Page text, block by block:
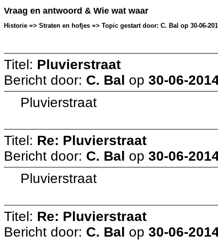
Vraag en antwoord & Wie wat waar
Historie => Straten en hofjes => Topic gestart door: C. Bal op 30-06-
Titel: Pluvierstraat
Bericht door: C. Bal op 30-06-
Pluvierstraat
Titel: Re: Pluvierstraat
Bericht door: C. Bal op 30-06-
Pluvierstraat
Titel: Re: Pluvierstraat
Bericht door: C. Bal op 30-06-